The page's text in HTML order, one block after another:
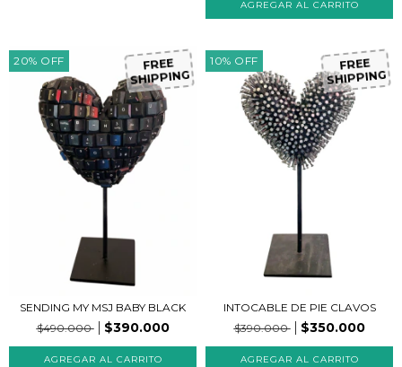
20% OFF FREE
SHIPPING
SENDING MY MSJ BABY BLACK
$490.000
$390.000
10% OFF FREE
SHIPPING
INTOCABLE DE PIE CLAVOS
$390.000
$350.000